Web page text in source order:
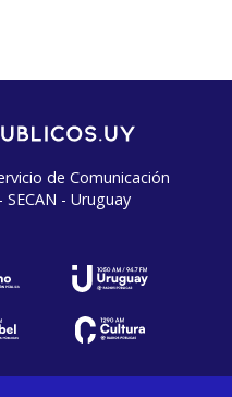
de Comunicación
- Uruguay